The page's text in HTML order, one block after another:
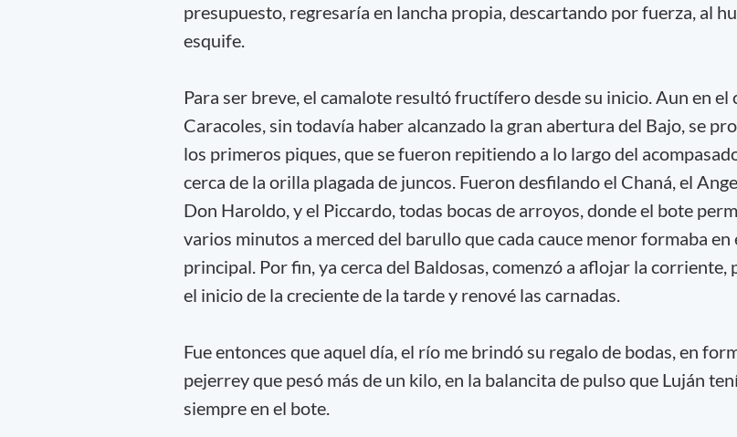
presupuesto, regresaría en lancha propia, descartando por fuerza, al
esquife.
Para ser breve, el camalote resultó fructífero desde su inicio. Aun en el
Caracoles, sin todavía haber alcanzado la gran abertura del Bajo, se
los primeros piques, que se fueron repitiendo a lo largo del
cerca de la orilla plagada de juncos. Fueron desfilando el Chaná, el
Don Haroldo, y el Piccardo, todas bocas de arroyos, donde el bote
varios minutos a merced del barullo que cada cauce menor formaba en
principal. Por fin, ya cerca del Baldosas, comenzó a aflojar la corriente,
el inicio de la creciente de la tarde y renové las carnadas.
Fue entonces que aquel día, el río me brindó su regalo de bodas, en
pejerrey que pesó más de un kilo, en la balancita de pulso que Luján
siempre en el bote.